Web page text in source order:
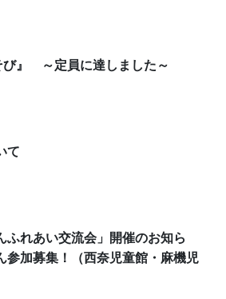
び』 ～定員に達しました～
て
ふれあい交流会」開催のお知ら
参加募集！（西奈児童館・麻機児